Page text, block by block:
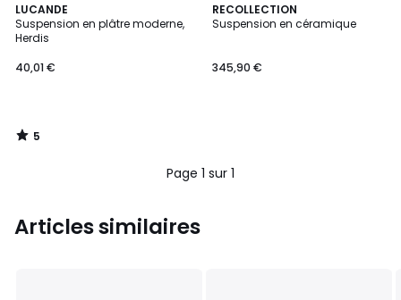
LUCANDE
Suspension en plâtre moderne,
Herdis
40,01 €
5
/
5
5
/
RECOLLECTION
Suspension en céramique
345,90 €
Page 1 sur 1
Articles similaires